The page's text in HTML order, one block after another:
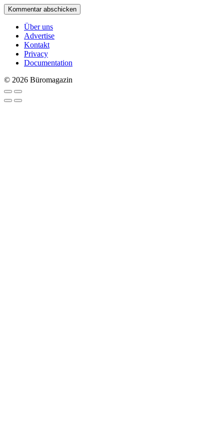
Über uns
Advertise
Kontakt
Privacy
Documentation
© 2026 Büromagazin